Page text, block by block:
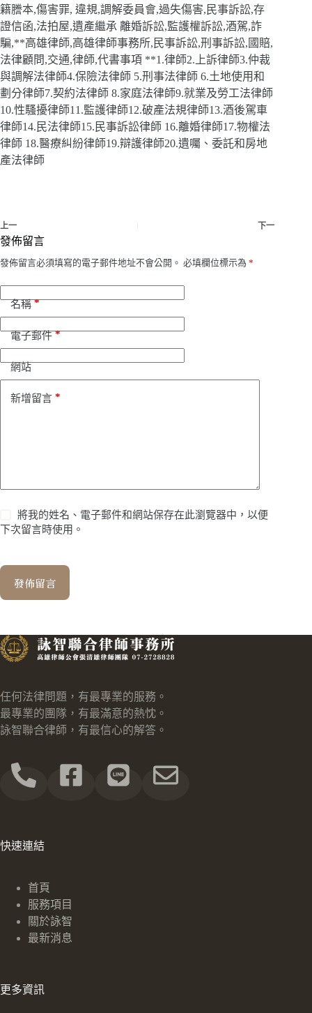
籍謄本,傷害罪, 違規,調解委員會,過失傷害,民事訴訟,存
證信函,法拍屋,遺產繼承 離婚訴訟,監護權訴訟,酒駕,詐
騙,**高雄律師,高雄律師事務所,民事訴訟,刑事訴訟,國賠,
法律顧問,交通,律師,代書事項 **1.律師2.上訴律師3.仲裁
與調解法律師4.保險法律師 5.刑事法律師 6.土地使用和
劃分律師7.契約法律師 8.家庭法律師9.就業及勞工法律師
10.性騷擾律師11.監護律師12.破產法規律師13.酒後駕車
律師14.民法律師15.民事訴訟律師 16.離婚律師17.物權法
律師 18.醫療糾紛律師19.辯護律師20.遺囑、委託和房地
產法律師
上一 下一
發佈留言
發佈留言必須填寫的電子郵件地址不會公開。 必填欄位標示為 *
名稱*
電子郵件*
網站
新增留言 *
將我的姓名、電子郵件和網站保存在此瀏覽器中，以便
下次留言時使用。
發佈留言
任何法律問題，有最專業的服務。
最專業的團隊，有最滿意的熱忱。
詠智聯合律師，有最信心的解答。
快速連結
首頁
服務項目
關於詠智
最新消息
更多資訊